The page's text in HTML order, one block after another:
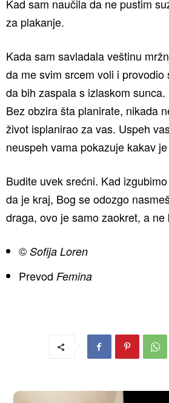
Kad sam naučila da ne pustim
za plakanje.
Kada sam savladala veštinu
da me svim srcem voli i provodio
da bih zaspala s izlaskom sunca.
Bez obzira šta planirate, nikada
život isplanirao za vas. Uspeh
neuspeh vama pokazuje kakav
Budite uvek srećni. Kad
da je kraj, Bog se odozgo
draga, ovo je samo zaokret, a ne
© Sofija Loren
Prevod Femina